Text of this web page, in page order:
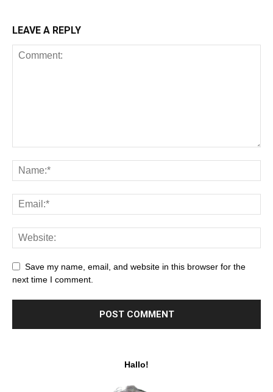
LEAVE A REPLY
Save my name, email, and website in this browser for the
next time I comment.
Hallo!